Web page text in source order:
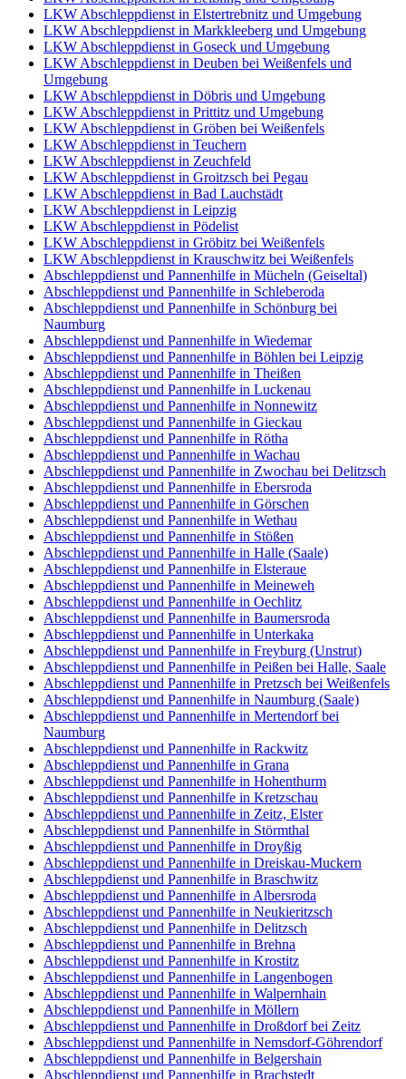
LKW Abschleppdienst in Elstertrebnitz und Umgebung
LKW Abschleppdienst in Markkleeberg und Umgebung
LKW Abschleppdienst in Goseck und Umgebung
LKW Abschleppdienst in Deuben bei Weißenfels und
Umgebung
LKW Abschleppdienst in Döbris und Umgebung
LKW Abschleppdienst in Prittitz und Umgebung
LKW Abschleppdienst in Gröben bei Weißenfels
LKW Abschleppdienst in Teuchern
LKW Abschleppdienst in Zeuchfeld
LKW Abschleppdienst in Groitzsch bei Pegau
LKW Abschleppdienst in Bad Lauchstädt
LKW Abschleppdienst in Leipzig
LKW Abschleppdienst in Pödelist
LKW Abschleppdienst in Gröbitz bei Weißenfels
LKW Abschleppdienst in Krauschwitz bei Weißenfels
Abschleppdienst und Pannenhilfe in Mücheln (Geiseltal)
Abschleppdienst und Pannenhilfe in Schleberoda
Abschleppdienst und Pannenhilfe in Schönburg bei
Naumburg
Abschleppdienst und Pannenhilfe in Wiedemar
Abschleppdienst und Pannenhilfe in Böhlen bei Leipzig
Abschleppdienst und Pannenhilfe in Theißen
Abschleppdienst und Pannenhilfe in Luckenau
Abschleppdienst und Pannenhilfe in Nonnewitz
Abschleppdienst und Pannenhilfe in Gieckau
Abschleppdienst und Pannenhilfe in Rötha
Abschleppdienst und Pannenhilfe in Wachau
Abschleppdienst und Pannenhilfe in Zwochau bei Delitzsch
Abschleppdienst und Pannenhilfe in Ebersroda
Abschleppdienst und Pannenhilfe in Görschen
Abschleppdienst und Pannenhilfe in Wethau
Abschleppdienst und Pannenhilfe in Stößen
Abschleppdienst und Pannenhilfe in Halle (Saale)
Abschleppdienst und Pannenhilfe in Elsteraue
Abschleppdienst und Pannenhilfe in Meineweh
Abschleppdienst und Pannenhilfe in Oechlitz
Abschleppdienst und Pannenhilfe in Baumersroda
Abschleppdienst und Pannenhilfe in Unterkaka
Abschleppdienst und Pannenhilfe in Freyburg (Unstrut)
Abschleppdienst und Pannenhilfe in Peißen bei Halle, Saale
Abschleppdienst und Pannenhilfe in Pretzsch bei Weißenfels
Abschleppdienst und Pannenhilfe in Naumburg (Saale)
Abschleppdienst und Pannenhilfe in Mertendorf bei
Naumburg
Abschleppdienst und Pannenhilfe in Rackwitz
Abschleppdienst und Pannenhilfe in Grana
Abschleppdienst und Pannenhilfe in Hohenthurm
Abschleppdienst und Pannenhilfe in Kretzschau
Abschleppdienst und Pannenhilfe in Zeitz, Elster
Abschleppdienst und Pannenhilfe in Störmthal
Abschleppdienst und Pannenhilfe in Droyßig
Abschleppdienst und Pannenhilfe in Dreiskau-Muckern
Abschleppdienst und Pannenhilfe in Braschwitz
Abschleppdienst und Pannenhilfe in Albersroda
Abschleppdienst und Pannenhilfe in Neukieritzsch
Abschleppdienst und Pannenhilfe in Delitzsch
Abschleppdienst und Pannenhilfe in Brehna
Abschleppdienst und Pannenhilfe in Krostitz
Abschleppdienst und Pannenhilfe in Langenbogen
Abschleppdienst und Pannenhilfe in Walpernhain
Abschleppdienst und Pannenhilfe in Möllern
Abschleppdienst und Pannenhilfe in Droßdorf bei Zeitz
Abschleppdienst und Pannenhilfe in Nemsdorf-Göhrendorf
Abschleppdienst und Pannenhilfe in Belgershain
Abschleppdienst und Pannenhilfe in Brachstedt